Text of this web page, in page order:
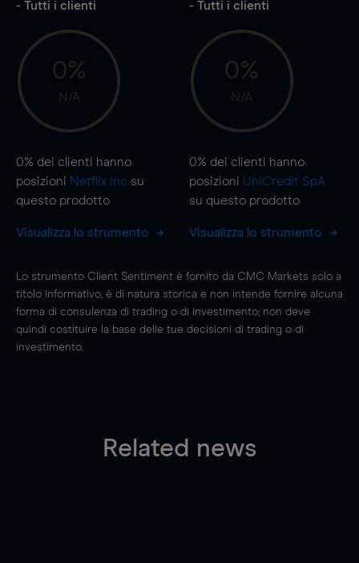
- Tutti i clienti
0%
N/A
0% dei clienti hanno
posizioni Netflix Inc su
questo prodotto
Visualizza lo strumento
- Tutti i clienti
0%
N/A
0% dei clienti hanno
posizioni UniCredit SpA
su questo prodotto
Visualizza lo strumento
Lo strumento Client Sentiment è fornito da CMC Markets solo a
titolo informativo, è di natura storica e non intende fornire alcuna
forma di consulenza di trading o di investimento; non deve
quindi costituire la base delle tue decisioni di trading o di
investimento.
Related news